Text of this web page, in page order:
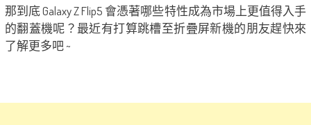
那到底 Galaxy Z Flip5 會憑著哪些特性成為市場上更值得入手
的翻蓋機呢？最近有打算跳槽至折疊屏新機的朋友趕快來
了解更多吧 ~